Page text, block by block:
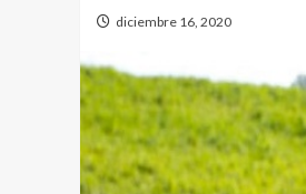
diciembre 16, 2020